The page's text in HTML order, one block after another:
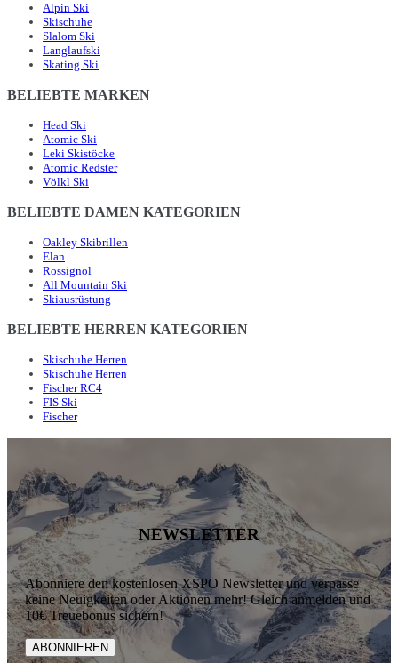
Alpin Ski
Skischuhe
Slalom Ski
Langlaufski
Skating Ski
BELIEBTE MARKEN
Head Ski
Atomic Ski
Leki Skistöcke
Atomic Redster
Völkl Ski
BELIEBTE DAMEN KATEGORIEN
Oakley Skibrillen
Elan
Rossignol
All Mountain Ski
Skiausrüstung
BELIEBTE HERREN KATEGORIEN
Skischuhe Herren
Skischuhe Herren
Fischer RC4
FIS Ski
Fischer
NEWSLETTER
Abonniere den kostenlosen XSPO Newsletter und verpasse
keine Neuigkeiten oder Aktionen mehr! Gleich anmelden und
10€ Treuebonus sichern!
ABONNIEREN